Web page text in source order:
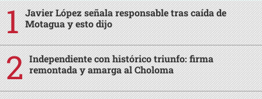
Javier López señala responsable tras caída de
Motagua y esto dijo
Independiente con histórico triunfo: firma
remontada y amarga al Choloma